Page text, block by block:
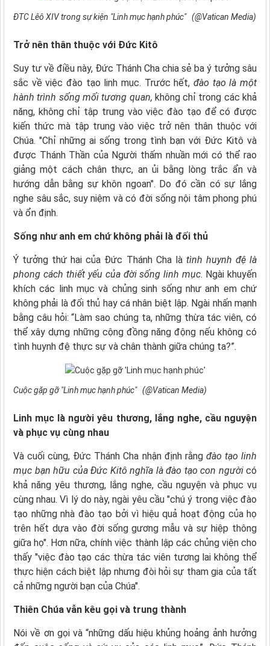
ĐTC Lêô XIV trong sự kiện "Linh mục hạnh phúc" (@Vatican Media)
Trở nên thân thuộc với Đức Kitô
Suy tư về điều này, Đức Thánh Cha chia sẻ ba ý tưởng sâu
sắc về việc đào tạo linh mục. Trước hết, đào tạo là một
hành trình sống mối tương quan, không chỉ trong các khả
năng, không chỉ tập trung vào việc đào tạo để có được
kiến ​​thức mà tập trung vào việc trở nên thân thuộc với
Chúa. "Chỉ những ai sống trong tình bạn với Đức Kitô và
được Thánh Thần của Người thấm nhuần mới có thể rao
giảng một cách chân thực, an ủi bằng lòng trắc ẩn và
hướng dẫn bằng sự khôn ngoan". Do đó cần có sự lắng
nghe sâu sắc, suy niệm và có đời sống nội tâm phong phú
và ổn định.
Sống như anh em chứ không phải là đối thủ
Ý tưởng thứ hai của Đức Thánh Cha là tình huynh đệ là
phong cách thiết yếu của đời sống linh mục. Ngài khuyến
khích các linh mục và chủng sinh sống như anh em chứ
không phải là đối thủ hay cá nhân biệt lập. Ngài nhấn mạnh
bằng câu hỏi: “Làm sao chúng ta, những thừa tác viên, có
thể xây dựng những cộng đồng năng động nếu không có
tình huynh đệ thực sự và chân thành giữa chúng ta?”.
Cuộc gặp gỡ "Linh mục hạnh phúc" (@Vatican Media)
Linh mục là người yêu thương, lắng nghe, cầu nguyện
và phục vụ cùng nhau
Và cuối cùng, Đức Thánh Cha nhận định rằng đào tạo linh
mục bạn hữu của Đức Kitô nghĩa là đào tạo con người có
khả năng yêu thương, lắng nghe, cầu nguyện và phục vụ
cùng nhau. Vì lý do này, ngài yêu cầu "chú ý trong việc đào
tạo những nhà đào tạo bởi vì hiệu quả hoạt động của họ
trên hết dựa vào đời sống gương mẫu và sự hiệp thông
giữa họ". Hơn nữa, chính việc thành lập các chủng viện cho
thấy "việc đào tạo các thừa tác viên tương lai không thể
thực hiện cách biệt lập nhưng đòi hỏi sự tham gia của tất
cả những người bạn của Chúa".
Thiên Chúa vẫn kêu gọi và trung thành
Nói về ơn gọi và “những dấu hiệu khủng hoảng ảnh hưởng